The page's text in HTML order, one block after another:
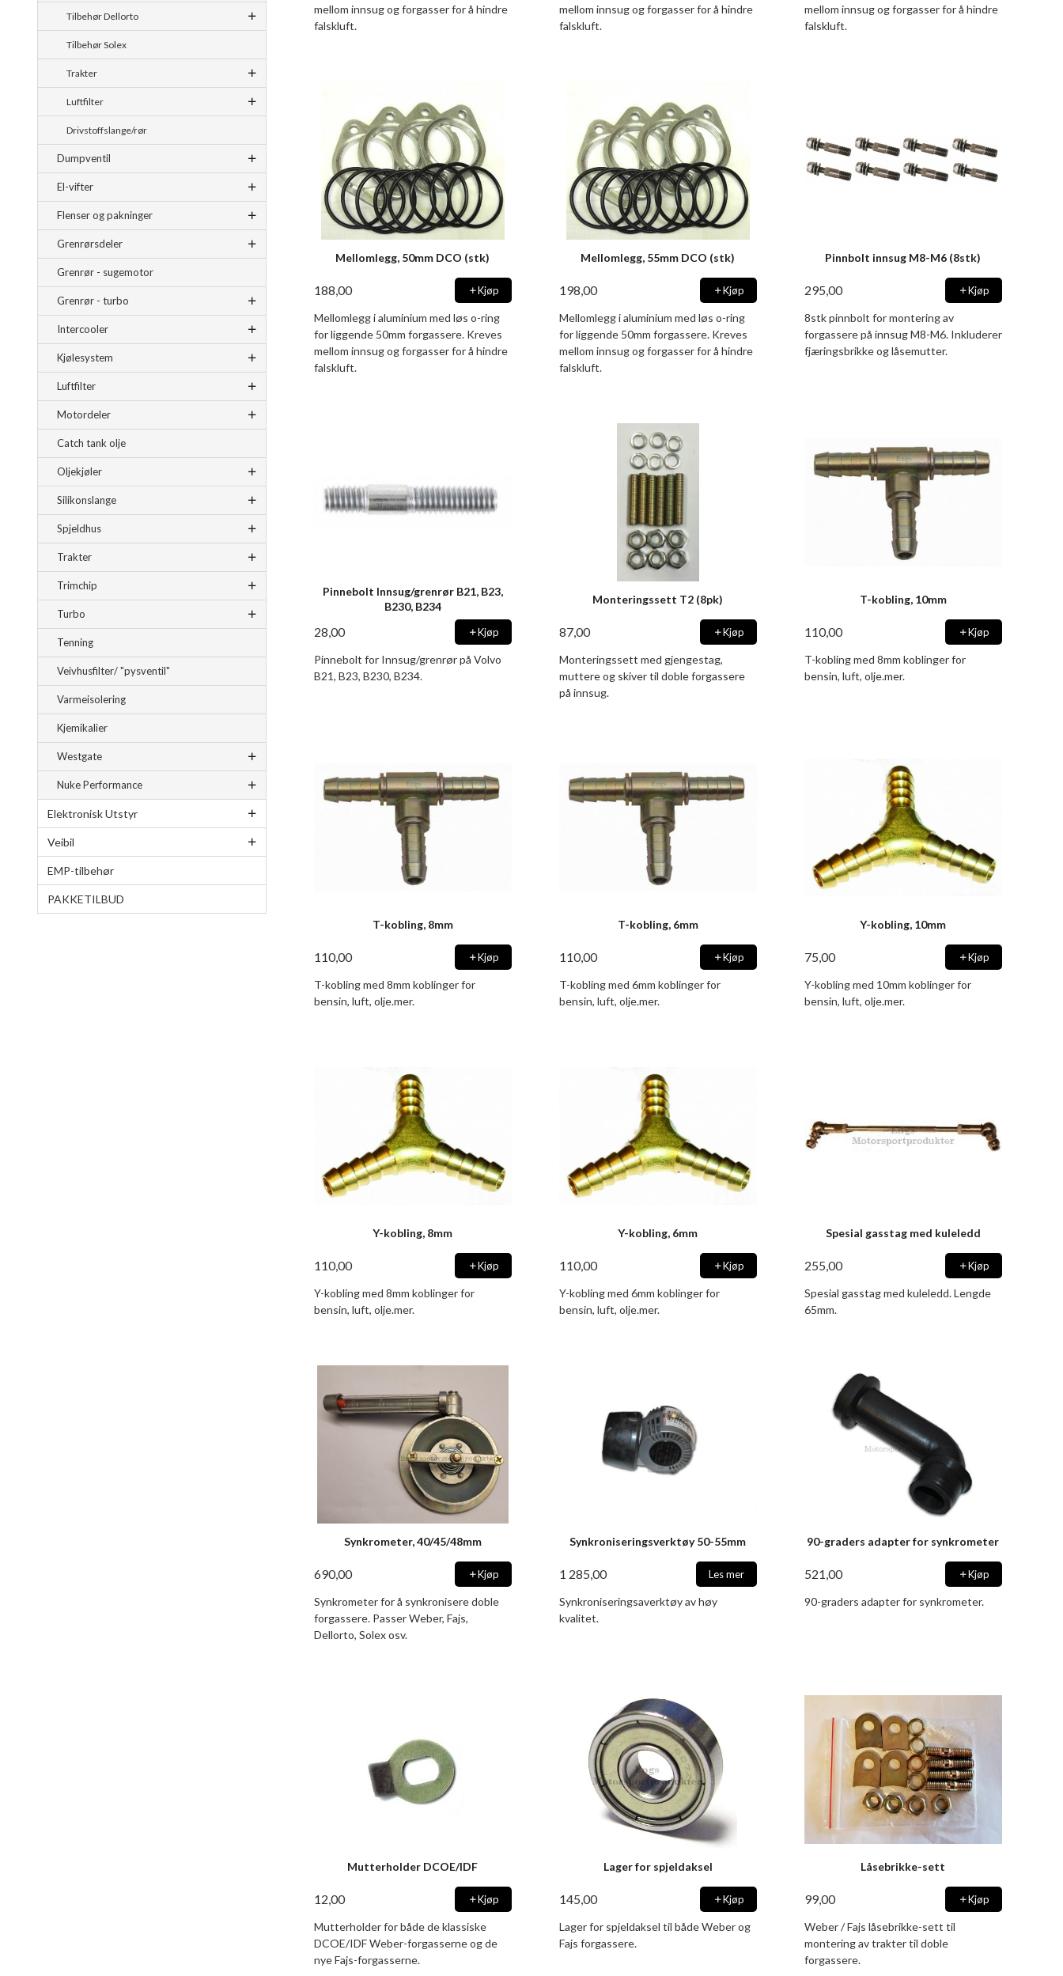
Tilbehør Dellorto
Tilbehør Solex
Trakter
Luftfilter
Drivstoffslange/rør
Dumpventil
El-vifter
Flenser og pakninger
Grenrørsdeler
Grenrør - sugemotor
Grenrør - turbo
Intercooler
Kjølesystem
Luftfilter
Motordeler
Catch tank olje
Oljekjøler
Silikonslange
Spjeldhus
Trakter
Trimchip
Turbo
Tenning
Veivhusfilter/ "pysventil"
Varmeisolering
Kjemikalier
Westgate
Nuke Performance
Elektronisk Utstyr
Veibil
EMP-tilbehør
PAKKETILBUD
mellom innsug og forgasser for å hindre
falskluft.
mellom innsug og forgasser for å hindre
falskluft.
mellom innsug og forgasser for å hindre
falskluft.
Mellomlegg, 50mm DCO (stk)
188,00 Kjøp
Mellomlegg i aluminium med løs o-ring
for liggende 50mm forgassere. Kreves
mellom innsug og forgasser for å hindre
falskluft.
Mellomlegg, 55mm DCO (stk)
198,00 Kjøp
Mellomlegg i aluminium med løs o-ring
for liggende 50mm forgassere. Kreves
mellom innsug og forgasser for å hindre
falskluft.
Pinnbolt innsug M8-M6 (8stk)
295,00 Kjøp
8stk pinnbolt for montering av
forgassere på innsug M8-M6. Inkluderer
fjæringsbrikke og låsemutter.
Pinnebolt Innsug/grenrør B21, B23,
B230, B234
28,00 Kjøp
Pinnebolt for Innsug/grenrør på Volvo
B21, B23, B230, B234.
Monteringssett T2 (8pk)
87,00 Kjøp
Monteringssett med gjengestag,
muttere og skiver til doble forgassere
på innsug.
T-kobling, 10mm
110,00 Kjøp
T-kobling med 8mm koblinger for
bensin, luft, olje.mer.
T-kobling, 8mm
110,00 Kjøp
T-kobling med 8mm koblinger for
bensin, luft, olje.mer.
T-kobling, 6mm
110,00 Kjøp
T-kobling med 6mm koblinger for
bensin, luft, olje.mer.
Y-kobling, 10mm
75,00 Kjøp
Y-kobling med 10mm koblinger for
bensin, luft, olje.mer.
Y-kobling, 8mm
110,00 Kjøp
Y-kobling med 8mm koblinger for
bensin, luft, olje.mer.
Y-kobling, 6mm
110,00 Kjøp
Y-kobling med 6mm koblinger for
bensin, luft, olje.mer.
Spesial gasstag med kuleledd
255,00 Kjøp
Spesial gasstag med kuleledd. Lengde
65mm.
Synkrometer, 40/45/48mm
690,00 Kjøp
Synkrometer for å synkronisere doble
forgassere. Passer Weber, Fajs,
Dellorto, Solex osv.
Synkroniseringsverktøy 50-55mm
1 285,00 Les mer
Synkroniseringsaverktøy av høy
kvalitet.
90-graders adapter for synkrometer
521,00 Kjøp
90-graders adapter for synkrometer.
Mutterholder DCOE/IDF
12,00 Kjøp
Mutterholder for både de klassiske
DCOE/IDF Weber-forgasserne og de
nye Fajs-forgasserne.
Lager for spjeldaksel
145,00 Kjøp
Lager for spjeldaksel til både Weber og
Fajs forgassere.
Låsebrikke-sett
99,00 Kjøp
Weber / Fajs låsebrikke-sett til
montering av trakter til doble
forgassere.